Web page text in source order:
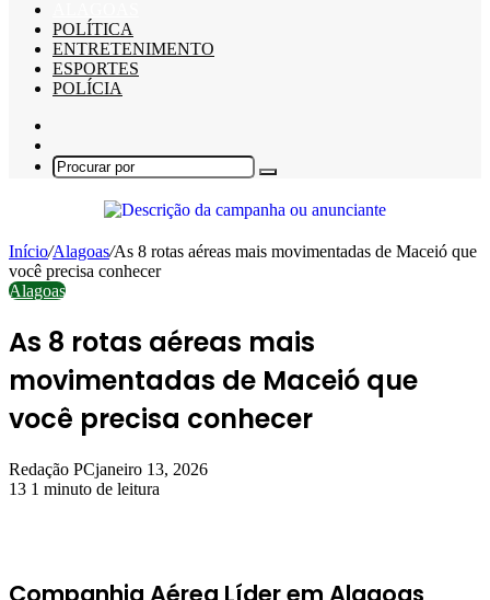
POLÍTICA
ENTRETENIMENTO
ESPORTES
POLÍCIA
skin
Procurar
Início/Alagoas/As 8 rotas aéreas mais movimentadas de Maceió que
você precisa conhecer
Alagoas
As 8 rotas aéreas mais
movimentadas de Maceió que
você precisa conhecer
Redação PCjaneiro 13, 2026
13 1 minuto de leitura